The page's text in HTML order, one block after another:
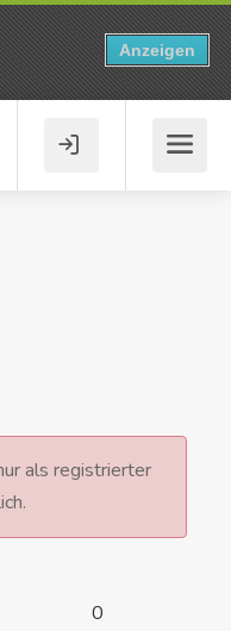
als registrierter
0
Anzeigen